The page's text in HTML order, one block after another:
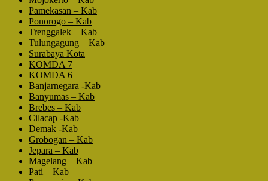
Pamekasan – Kab
Ponorogo – Kab
Trenggalek – Kab
Tulungagung – Kab
Surabaya Kota
KOMDA 7
KOMDA 6
Banjarnegara -Kab
Banyumas – Kab
Brebes – Kab
Cilacap -Kab
Demak -Kab
Grobogan – Kab
Jepara – Kab
Magelang – Kab
Pati – Kab